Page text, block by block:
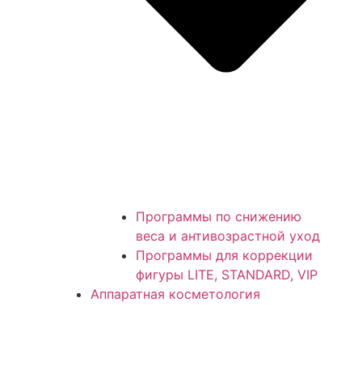
Программы по снижению
веса и антивозрастной уход
Программы для коррекции
фигуры LITE, STANDARD, VIP
Аппаратная косметология